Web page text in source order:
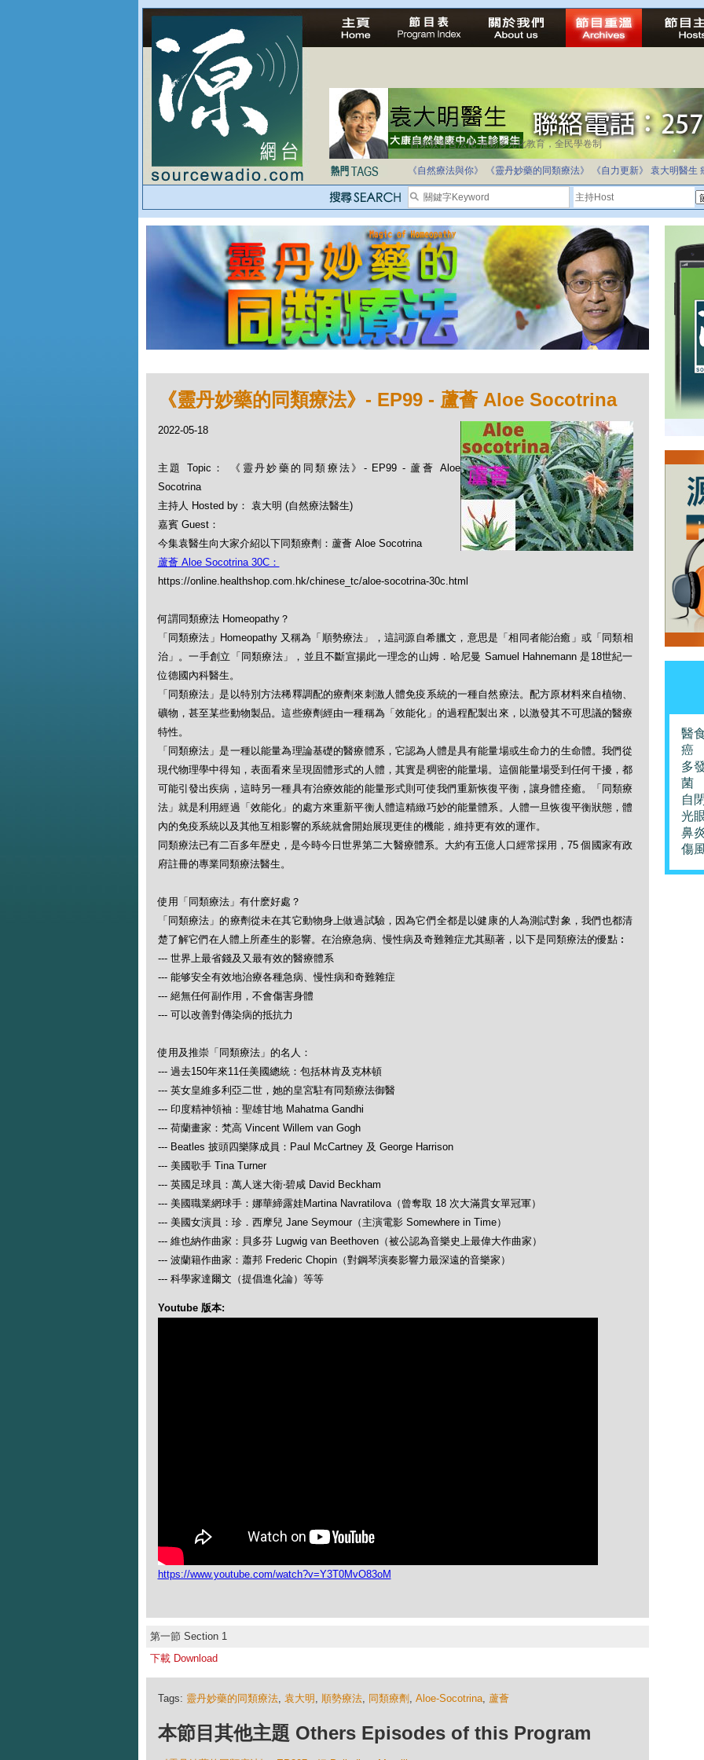
自家教育合法化-推動多元化教育，全民學卷制
《自然療法與你》 《靈丹妙藥的同類療法》 《自力更新》 袁大明醫生
《靈丹妙藥的同類療法》- EP99 - 蘆薈 Aloe Socotrina
2022-05-18
主題 Topic： 《靈丹妙藥的同類療法》- EP99 - 蘆薈 Aloe
Socotrina
主持人 Hosted by： 袁大明 (自然療法醫生)
嘉賓 Guest：
今集袁醫生向大家介紹以下同類療劑：蘆薈 Aloe Socotrina
蘆薈 Aloe Socotrina 30C：
https://online.healthshop.com.hk/chinese_tc/aloe-socotrina-30c.html
何謂同類療法 Homeopathy？
「同類療法」Homeopathy 又稱為「順勢療法」，這詞源自希臘文，意思是「相同者能治癒」或「同類相
治」。一手創立「同類療法」，並且不斷宣揚此一理念的山姆．哈尼曼 Samuel Hahnemann 是18世紀一
位德國內科醫生。
「同類療法」是以特別方法稀釋調配的療劑來刺激人體免疫系統的一種自然療法。配方原材料來自植物、
礦物，甚至某些動物製品。這些療劑經由一種稱為「效能化」的過程配製出來，以激發其不可思議的醫療
特性。
「同類療法」是一種以能量為理論基礎的醫療體系，它認為人體是具有能量場或生命力的生命體。我們從
現代物理學中得知，表面看來呈現固體形式的人體，其實是稠密的能量場。這個能量場受到任何干擾，都
可能引發出疾病，這時另一種具有治療效能的能量形式則可使我們重新恢復平衡，讓身體痊癒。「同類療
法」就是利用經過「效能化」的處方來重新平衡人體這精緻巧妙的能量體系。人體一旦恢復平衡狀態，體
內的免疫系統以及其他互相影響的系統就會開始展現更佳的機能，維持更有效的運作。
同類療法已有二百多年歴史，是今時今日世界第二大醫療體系。大約有五億人口經常採用，75 個國家有政
府註冊的專業同類療法醫生。
使用「同類療法」有什麽好處？
「同類療法」的療劑從未在其它動物身上做過試驗，因為它們全都是以健康的人為測試對象，我們也都清
楚了解它們在人體上所產生的影響。在治療急病、慢性病及奇難雜症尤其顯著，以下是同類療法的優點︰
--- 世界上最省錢及又最有效的醫療體系
--- 能够安全有效地治療各種急病、慢性病和奇難雜症
--- 絕無任何副作用，不會傷害身體
--- 可以改善對傳染病的抵抗力
使用及推崇「同類療法」的名人：
--- 過去150年來11任美國總統：包括林肯及克林頓
--- 英女皇維多利亞二世，她的皇宮駐有同類療法御醫
--- 印度精神領袖：聖雄甘地 Mahatma Gandhi
--- 荷蘭畫家：梵高 Vincent Willem van Gogh
--- Beatles 披頭四樂隊成員：Paul McCartney 及 George Harrison
--- 美國歌手 Tina Turner
--- 英國足球員：萬人迷大衛‧碧咸 David Beckham
--- 美國職業網球手：娜華締露娃Martina Navratilova（曾奪取 18 次大滿貫女單冠軍）
--- 美國女演員：珍．西摩兒 Jane Seymour（主演電影 Somewhere in Time）
--- 維也納作曲家：貝多芬 Lugwig van Beethoven（被公認為音樂史上最偉大作曲家）
--- 波蘭籍作曲家：蕭邦 Frederic Chopin（對鋼琴演奏影響力最深遠的音樂家）
--- 科學家達爾文（提倡進化論）等等
Youtube 版本:
https://www.youtube.com/watch?v=Y3T0MvO83oM
第一節 Section 1
下載 Download
Tags: 靈丹妙藥的同類療法, 袁大明 , 順勢療法, 同類療劑 , Aloe-Socotrina, 蘆薈
本節目其他主題 Others Episodes of this Program
醫
癌
多
菌
自
光
鼻
傷